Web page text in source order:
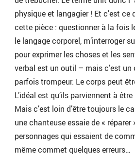
physique et langagier ! Et c’est ce
cette pièce : questionner à la fois
le langage corporel, m’interroger
pour exprimer les choses et les
verbal est un outil – mais c’est un
parfois trompeur. Le corps peut
L’idéal est qu’ils parviennent à
Mais c’est loin d’être toujours le
une chanteuse essaie de « réparer
personnages qui essaient de
même commet quelques erreurs…